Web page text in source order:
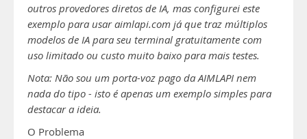
outros provedores diretos de IA, mas configurei este
exemplo para usar aimlapi.com já que traz múltiplos
modelos de IA para seu terminal gratuitamente com
uso limitado ou custo muito baixo para mais testes.
Nota: Não sou um porta-voz pago da AIMLAPI nem
nada do tipo - isto é apenas um exemplo simples para
destacar a ideia.
O Problema